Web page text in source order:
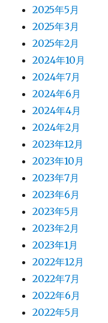
2025年5月
2025年3月
2025年2月
2024年10月
2024年7月
2024年6月
2024年4月
2024年2月
2023年12月
2023年10月
2023年7月
2023年6月
2023年5月
2023年2月
2023年1月
2022年12月
2022年7月
2022年6月
2022年5月